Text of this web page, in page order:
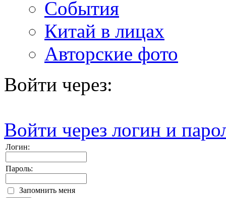
События
Китай в лицах
Авторские фото
Войти через:
Войти через логин и
Логин:
Пароль:
Запомнить меня